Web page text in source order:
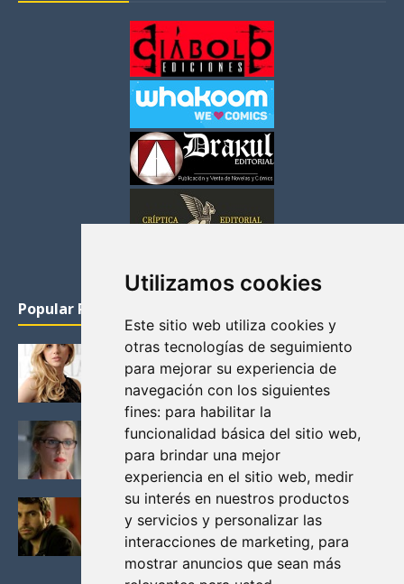
Utilizamos cookies
Este sitio web utiliza cookies y
otras tecnologías de seguimiento
para mejorar su experiencia de
navegación con los siguientes
fines: para habilitar la
funcionalidad básica del sitio web,
para brindar una mejor
experiencia en el sitio web, medir
su interés en nuestros productos
y servicios y personalizar las
interacciones de marketing, para
mostrar anuncios que sean más
Popular Posts
KATHERYN WINNICK: LA ACTRIZ MAS GUAPA DE
VIKINGOS
Junio 14, 2013
FELICITY (EMILY BETT RICKARDS), LAS FOTOS
MAS BONITAS DE LA ALIADA DE ARROW
Noviembre 30, 2013
BLACK MIRROR: TODA TU HISTORIA. EPISODIO 3.
LA CRITICA
Mayo 17, 2012